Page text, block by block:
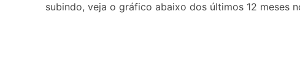
subindo, veja o gráfico abaixo dos últimos 12 meses